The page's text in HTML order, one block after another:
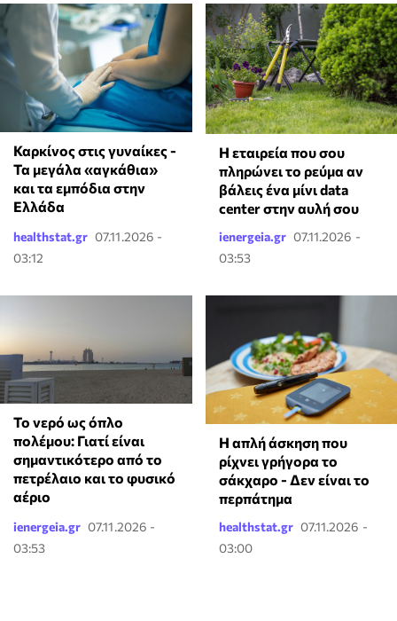
Καρκίνος στις γυναίκες -
Τα μεγάλα «αγκάθια»
και τα εμπόδια στην
Ελλάδα
healthstat.gr 07.11.2026 -
03:12
Η εταιρεία που σου
πληρώνει το ρεύμα αν
βάλεις ένα μίνι data
center στην αυλή σου
ienergeia.gr 07.11.2026 -
03:53
Το νερό ως όπλο
πολέμου: Γιατί είναι
σημαντικότερο από το
πετρέλαιο και το φυσικό
αέριο
ienergeia.gr 07.11.2026 -
03:53
Η απλή άσκηση που
ρίχνει γρήγορα το
σάκχαρο - Δεν είναι το
περπάτημα
healthstat.gr 07.11.2026 -
03:00